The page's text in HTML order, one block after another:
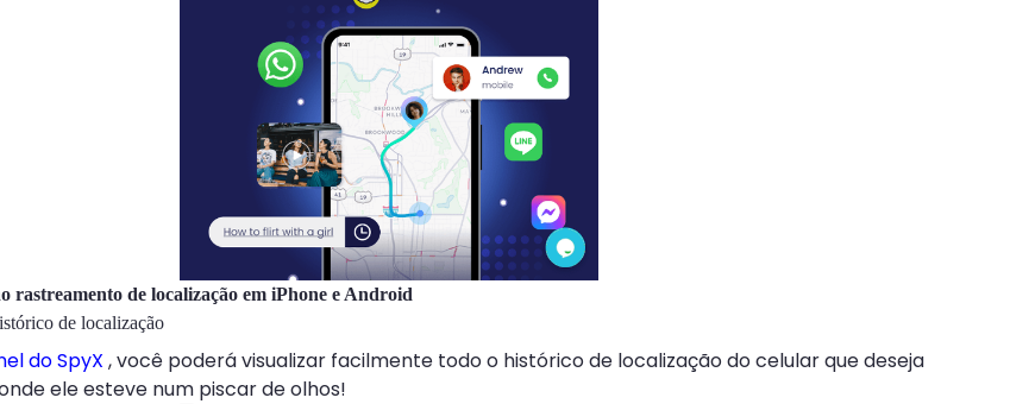
rastreamento de localização em iPhone e Android
de localização
do SpyX , você poderá visualizar facilmente todo o histórico de localização do celular que deseja
ele esteve num piscar de olhos!